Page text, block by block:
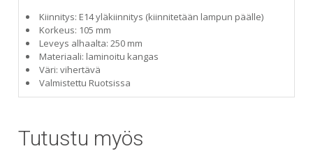
Kiinnitys: E14 yläkiinnitys (kiinnitetään lampun päälle)
Korkeus: 105 mm
Leveys alhaalta: 250 mm
Materiaali: laminoitu kangas
Väri: vihertävä
Valmistettu Ruotsissa
Tutustu myös